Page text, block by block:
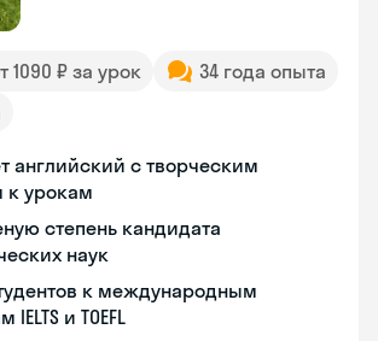
1090 ₽ за урок
34 года опыта
английский с творческим
к урокам
степень кандидата
наук
к международным
и TOEFL